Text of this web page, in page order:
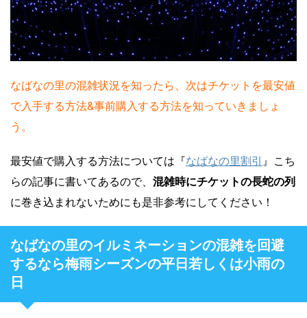
なばなの里の混雑状況を知ったら、次はチケットを最安値
で入手する方法&事前購入する方法を知っていきましょ
う。
最安値で購入する方法については『なばなの里割引 』こち
らの記事に書いてあるので、 混雑時にチケットの長蛇の列
に巻き込まれないためにも是非参考にしてください！
なばなの里のイルミネーションの混雑を回避
するなら梅雨シーズンの平日若しくは小雨の
日